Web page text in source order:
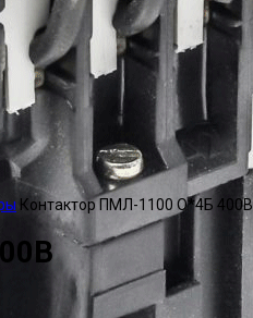
Контактор ПМЛ-1100 О*4Б 400В